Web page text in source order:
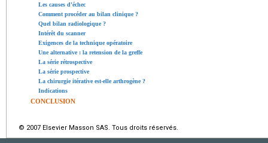
Les causes d'échec
Comment procéder au bilan clinique ?
Quel bilan radiologique ?
Intérêt du scanner
Exigences de la technique opératoire
Une alternative : la retension de la greffe
La série rétrospective
La série prospective
La chirurgie itérative est-elle arthrogène ?
Indications
CONCLUSION
© 2007 Elsevier Masson SAS. Tous droits réservés.